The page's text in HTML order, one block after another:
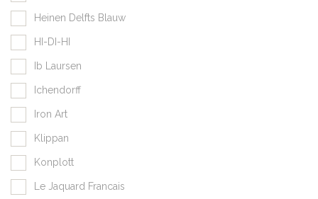
Heinen Delfts Blauw
HI-DI-HI
Ib Laursen
Ichendorff
Iron Art
Klippan
Konplott
Le Jaquard Francais